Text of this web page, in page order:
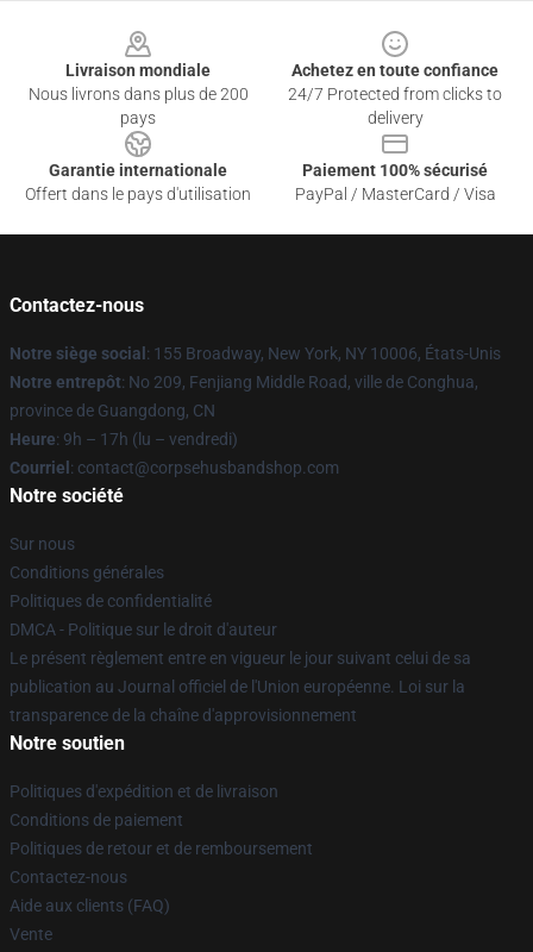
Livraison mondiale
Nous livrons dans plus de 200
pays
Achetez en toute confiance
24/7 Protected from clicks to
delivery
Garantie internationale
Offert dans le pays d'utilisation
Paiement 100% sécurisé
PayPal / MasterCard / Visa
Contactez-nous
Notre siège social : 155 Broadway, New York, NY 10006, États-Unis
Notre entrepôt: No 209, Fenjiang Middle Road, ville de Conghua,
province de Guangdong, CN
Heure: 9h – 17h (lu – vendredi)
Courriel : contact@corpsehusbandshop.com
Notre société
Sur nous
Conditions générales
Politiques de confidentialité
DMCA - Politique sur le droit d'auteur
Le présent règlement entre en vigueur le jour suivant celui de sa
publication au Journal officiel de l'Union européenne. Loi sur la
transparence de la chaîne d'approvisionnement
Notre soutien
Politiques d'expédition et de livraison
Conditions de paiement
Politiques de retour et de remboursement
Contactez-nous
Aide aux clients (FAQ)
Vente